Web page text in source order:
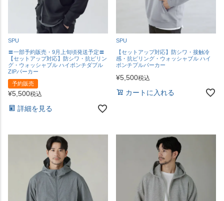
SPU
〓一部予約販売・9月上旬頃発送予定〓
【セットアップ対応】防シワ・抗ピリン
グ・ウォッシャブル ハイポンチダブル
ZIPパーカー
予約販売
¥5,500税込
詳細を見る
SPU
【セットアップ対応】防シワ・接触冷
感・抗ピリング・ウォッシャブル ハイ
ポンチプルパーカー
¥5,500税込
カートに入れる